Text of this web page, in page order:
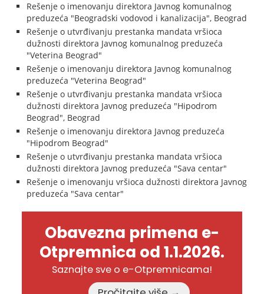
Rešenje o imenovanju direktora Javnog komunalnog
preduzeća "Beogradski vodovod i kanalizacija", Beograd
Rešenje o utvrđivanju prestanka mandata vršioca
dužnosti direktora Javnog komunalnog preduzeća
"Veterina Beograd"
Rešenje o imenovanju direktora Javnog komunalnog
preduzeća "Veterina Beograd"
Rešenje o utvrđivanju prestanka mandata vršioca
dužnosti direktora Javnog preduzeća "Hipodrom
Beograd", Beograd
Rešenje o imenovanju direktora Javnog preduzeća
"Hipodrom Beograd"
Rešenje o utvrđivanju prestanka mandata vršioca
dužnosti direktora Javnog preduzeća "Sava centar"
Rešenje o imenovanju vršioca dužnosti direktora Javnog
preduzeća "Sava centar"
Obavezna primena e-
Otpremnica od 1.1.2026.
Saznajte sve o e-Otpremnicama!